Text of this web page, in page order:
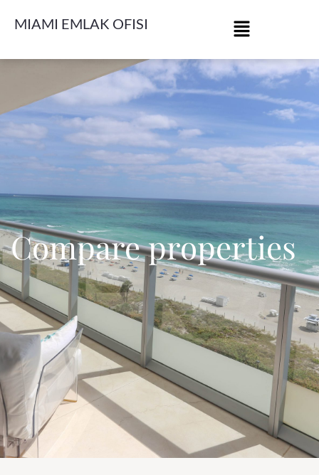
MIAMI EMLAK OFISI
Compare properties